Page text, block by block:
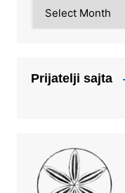
Prijatelji sajta